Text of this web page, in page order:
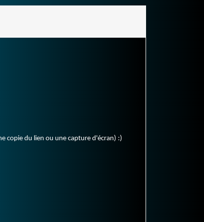
copie du lien ou une capture d'écran) :)